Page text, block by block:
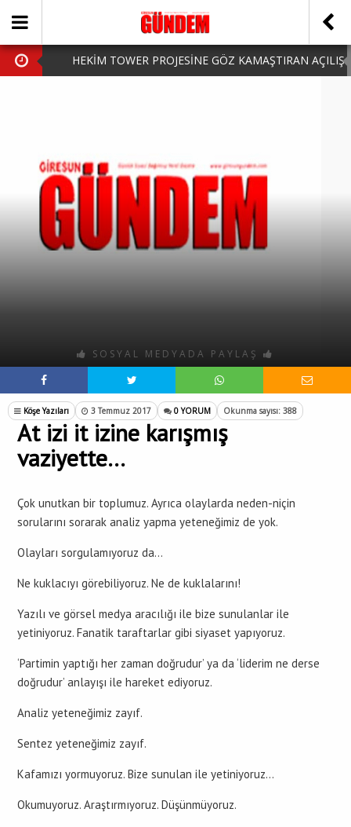
HEKİM TOWER PROJESİNE GÖZ KAMAŞTIRAN AÇILIŞ
HARUN CİCİ: VİDEOYU GÖRÜNCE GÖZLERİM DOLDU
SOSYAL MEDYADA PAYLAŞ
Köşe Yazıları 3 Temmuz 2017 0 YORUM Okunma sayısı: 388
At izi it izine karışmış
vaziyette…
Çok unutkan bir toplumuz. Ayrıca olaylarda neden-niçin
sorularını sorarak analiz yapma yeteneğimiz de yok.
Olayları sorgulamıyoruz da…
Ne kuklacıyı görebiliyoruz. Ne de kuklalarını!
Yazılı ve görsel medya aracılığı ile bize sunulanlar ile
yetiniyoruz. Fanatik taraftarlar gibi siyaset yapıyoruz.
‘Partimin yaptığı her zaman doğrudur’ ya da ‘liderim ne derse
doğrudur’ anlayışı ile hareket ediyoruz.
Analiz yeteneğimiz zayıf.
Sentez yeteneğimiz zayıf.
Kafamızı yormuyoruz. Bize sunulan ile yetiniyoruz…
Okumuyoruz. Araştırmıyoruz. Düşünmüyoruz.